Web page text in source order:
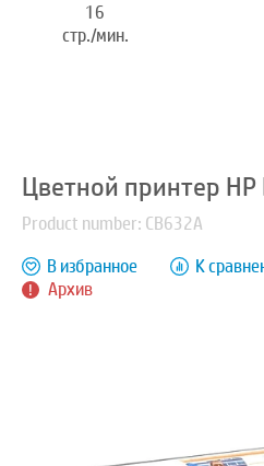
16
стр./мин.
Цветной принтер
Product number: CB632A
Архив
В избранное К